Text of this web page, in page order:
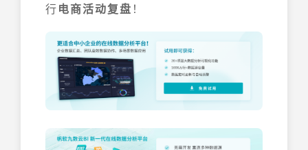
行电商活动复盘 ！